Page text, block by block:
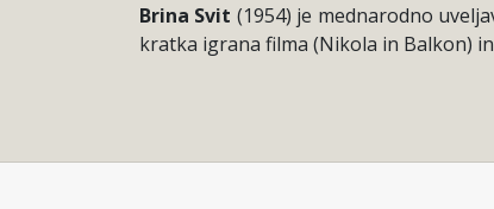
Brina Svit (1954) je mednarodno
kratka igrana filma (Nikola in Balkon)